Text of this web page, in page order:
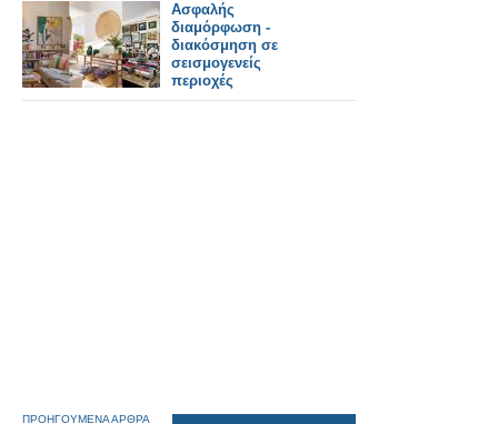
Ασφαλής
διαμόρφωση -
διακόσμηση σε
σεισμογενείς
περιοχές
ΠΡΟΗΓΟΥΜΕΝΑ ΑΡΘΡΑ